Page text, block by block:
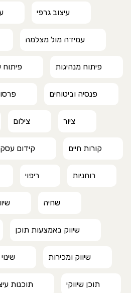
עיצוב גרפי
עמידה מול מצלמה
פיתוח מנהיגות פיתוח
פנסיה וביטוחים
ציור צילום
קורות חיים קידום
רוחניות ריפוי
שחיה
שיווק באמצעות תוכן
שיווק ומכירות
תוכן שיווקי תוכנות